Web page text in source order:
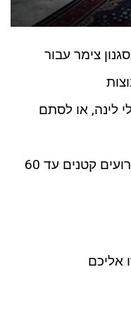
צימר עבור
לינה, או לסתם
ניתן לשכור את המתחם עבור אירועים קטנים עד 60
אליכם